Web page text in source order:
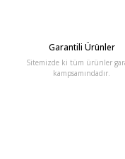
Garantili Ürünler
Sitemizde ki tüm ürünler
kampsamındadır.